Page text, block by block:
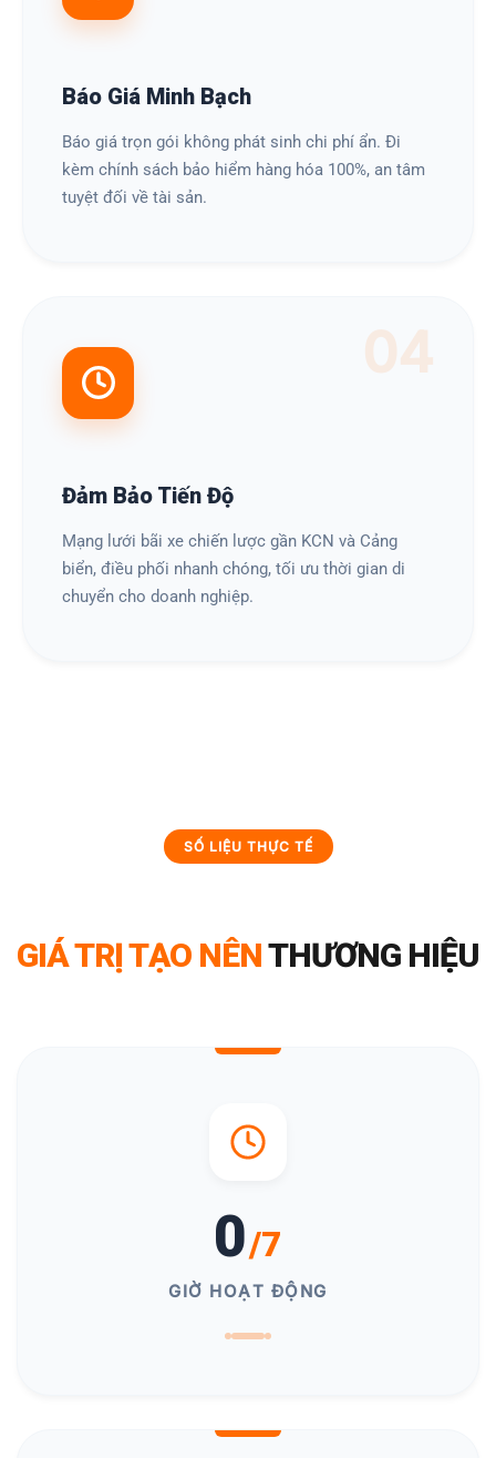
Báo Giá Minh Bạch
Báo giá trọn gói không phát sinh chi phí ẩn. Đi
kèm chính sách bảo hiểm hàng hóa 100%, an tâm
tuyệt đối về tài sản.
04
Đảm Bảo Tiến Độ
Mạng lưới bãi xe chiến lược gần KCN và Cảng
biển, điều phối nhanh chóng, tối ưu thời gian di
chuyển cho doanh nghiệp.
SỐ LIỆU THỰC TẾ
GIÁ TRỊ TẠO NÊNTHƯƠNG HIỆU
0/7
GIỜ HOẠT ĐỘNG